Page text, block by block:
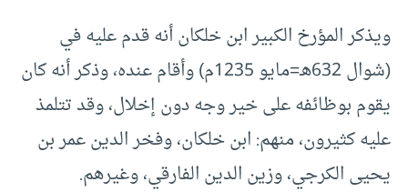
ويذكر المؤرخ الكبير ابن خلكان أنه قدم عليه في
(شوال 632هـ=مايو 1235م) وأقام عنده، وذكر أنه كان
يقوم بوظائفه على خير وجه دون إخلال، وقد تتلمذ
عليه كثيرون، منهم: ابن خلكان، وفخر الدين عمر بن
يحيى الكرجي، وزين الدين الفارقي، وغيرهم.